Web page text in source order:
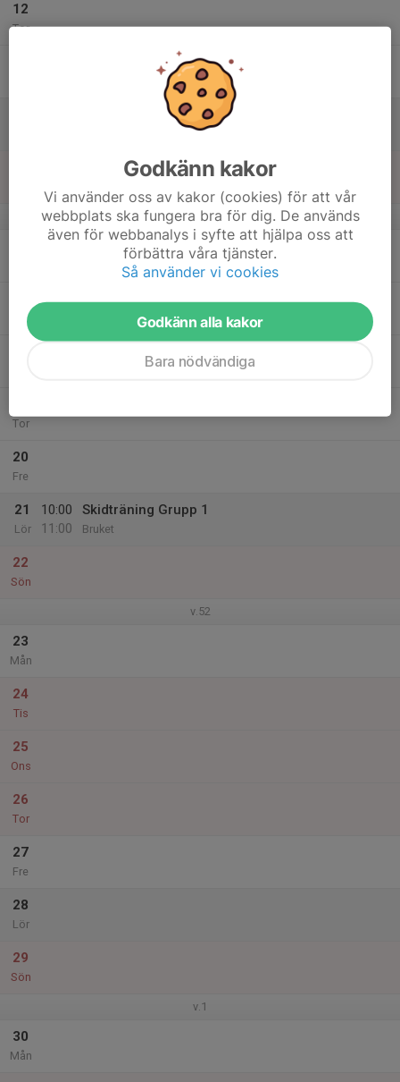
12
Tor
Skidträning Grupp 1
v.51
Tis
Tor
20
Fre
21
Lör
10:00
11:00
Skidträning Grupp 1
Bruket
22
Sön
v.52
23
Mån
24
Tis
25
Ons
26
Tor
27
Fre
28
Lör
29
Sön
v.1
30
Mån
Godkänn kakor
Vi använder oss av kakor (cookies) för att vår
webbplats ska fungera bra för dig. De används
även för webbanalys i syfte att hjälpa oss att
förbättra våra tjänster.
Så använder vi cookies
Godkänn alla kakor
Bara nödvändiga